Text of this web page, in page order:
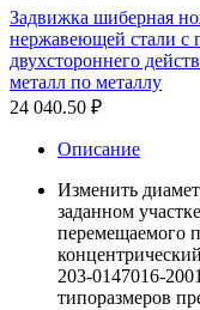
Задвижка шиберная
нержавеющей стали с
двухстороннего
металл по металлу
24 040.50 ₽
Описание
Изменить
заданном
перемещаемого
203-0147016-
типоразмеров